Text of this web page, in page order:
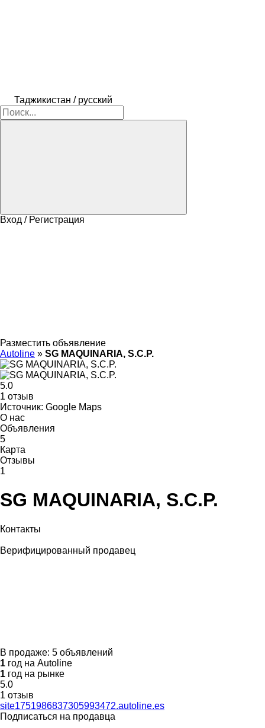
Таджикистан / русский
Вход / Регистрация
Разместить объявление
Autoline » SG MAQUINARIA, S.C.P.
5.0
1 отзыв
Источник: Google Maps
О нас
Объявления
5
Карта
Отзывы
1
SG MAQUINARIA, S.C.P.
Контакты
Верифицированный продавец
В продаже: 5 объявлений
1 год на Autoline
1 год на рынке
5.0
1 отзыв
site1751986837305993472.autoline.es
Подписаться на продавца